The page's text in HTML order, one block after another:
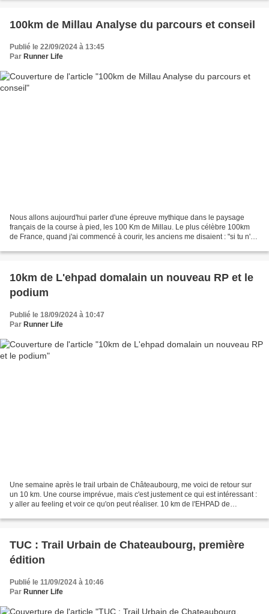
100km de Millau Analyse du parcours et conseil
Publié le 22/09/2024 à 13:45
Par Runner Life
Nous allons aujourd'hui parler d'une épreuve mythique dans le paysage
français de la course à pied, les 100 Km de Millau. Le plus célèbre 100km
de France, quand j'ai commencé à courir, les anciens me disaient : "si tu n'as
10km de L'ehpad domalain un nouveau RP et le
podium
Publié le 18/09/2024 à 10:47
Par Runner Life
Une semaine après le trail urbain de Châteaubourg, me voici de retour sur
un 10 km. Une course imprévue, mais c'est justement ce qui est intéressant :
y aller au feeling et voir ce qu'on peut réaliser. 10 km de l'EHPAD de
TUC : Trail Urbain de Chateaubourg, première
édition
Publié le 11/09/2024 à 10:46
Par Runner Life